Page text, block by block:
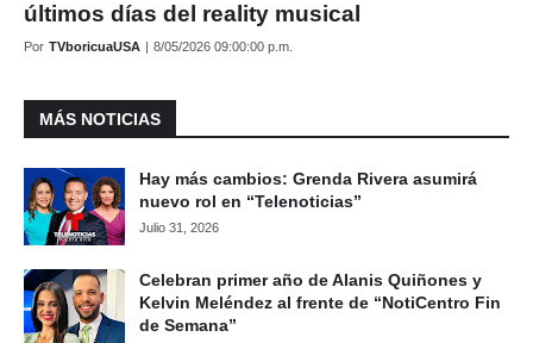
últimos días del reality musical
Por TVboricuaUSA | 8/05/2026 09:00:00 p.m.
MÁS NOTICIAS
Hay más cambios: Grenda Rivera asumirá
nuevo rol en “Telenoticias”
Julio 31, 2026
Celebran primer año de Alanis Quiñones y
Kelvin Meléndez al frente de “NotiCentro Fin
de Semana”